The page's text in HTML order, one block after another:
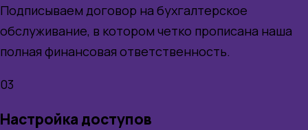
Подписываем договор на бухгалтерское
обслуживание, в котором четко прописана наша
полная финансовая ответственность.
03
Настройка доступов